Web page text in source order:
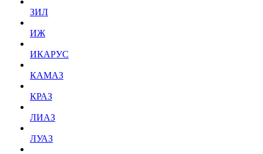
ЗИЛ
ИЖ
ИКАРУС
КАМАЗ
КРАЗ
ЛИАЗ
ЛУАЗ